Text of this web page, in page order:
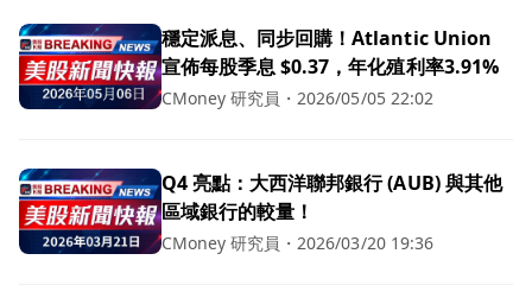
穩定派息、同步回購！Atlantic Union
宣佈每股季息 $0.37，年化殖利率3.91%
CMoney 研究員 ・ 2026/05/05 22:02
Q4 亮點：大西洋聯邦銀行 (AUB) 與其他
區域銀行的較量！
CMoney 研究員 ・ 2026/03/20 19:36